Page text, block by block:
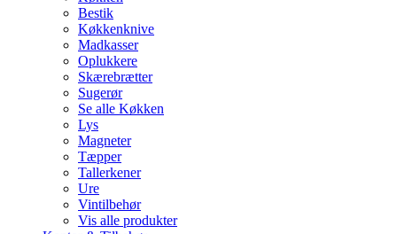
Bestik
Køkkenknive
Madkasser
Oplukkere
Skærebrætter
Sugerør
Se alle Køkken
Lys
Magneter
Tæpper
Tallerkener
Ure
Vintilbehør
Vis alle produkter